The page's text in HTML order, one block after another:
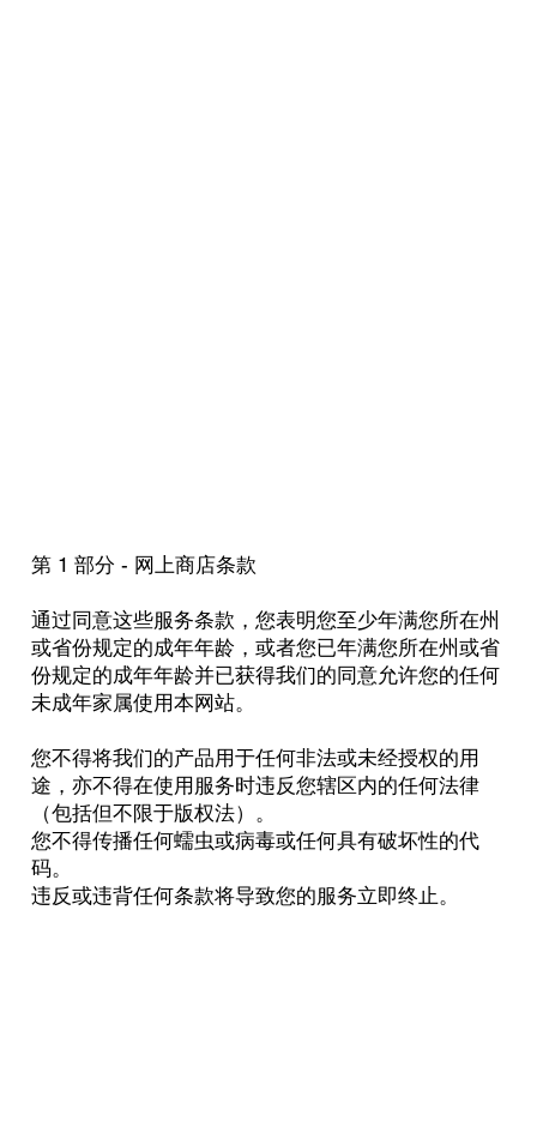
第 1 部分 - 网上商店条款
通过同意这些服务条款，您表明您至少年满您所在州
或省份规定的成年年龄，或者您已年满您所在州或省
份规定的成年年龄并已获得我们的同意允许您的任何
未成年家属使用本网站。
您不得将我们的产品用于任何非法或未经授权的用
途，亦不得在使用服务时违反您辖区内的任何法律
（包括但不限于版权法）。
您不得传播任何蠕虫或病毒或任何具有破坏性的代
码。
违反或违背任何条款将导致您的服务立即终止。